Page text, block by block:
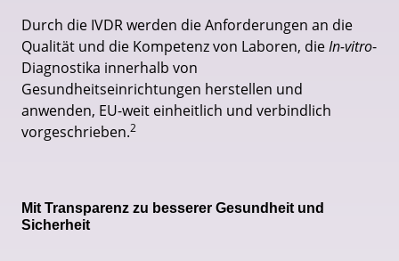
Durch die IVDR werden die Anforderungen an die
Qualität und die Kompetenz von Laboren, dieIn-vitro-
Diagnostika innerhalb von
Gesundheitseinrichtungen herstellen und
anwenden, EU-weit einheitlich und verbindlich
vorgeschrieben.2
Mit Transparenz zu besserer Gesundheit und
Sicherheit